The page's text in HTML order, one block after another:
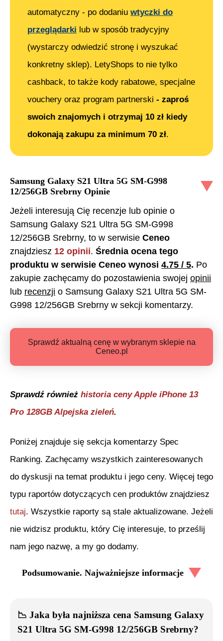
automatyczny - po dodaniu wtyczki do
przeglądarki lub w sposób tradycyjny
(wystarczy odwiedzić stronę i wyszukać
konkretny sklep). LetyShops to nie tylko
cashback, to także kody rabatowe, specjalne
vouchery oraz program partnerski - zaproś
swoich znajomych i otrzymaj 10 zł kiedy
dokonają zakupu za minimum 70 zł.
Samsung Galaxy S21 Ultra 5G SM-G998
12/256GB Srebrny Opinie
Jeżeli interesują Cię recenzje lub opinie o
Samsung Galaxy S21 Ultra 5G SM-G998
12/256GB Srebrny, to w serwisie Ceneo
znajdziesz 12 opinii. Średnia ocena tego
produktu w serwisie Ceneo wynosi 4.75 / 5. Po
zakupie zachęcamy do pozostawienia swojej opinii
lub recenzji o Samsung Galaxy S21 Ultra 5G SM-
G998 12/256GB Srebrny w sekcji komentarzy.
Sprawdź aktualną cenę w wybranym sklepie na
Ceneo.pl
Sprawdź również historia cenyApple iPhone 13
Pro 128GB Alpejska zieleń.
Poniżej znajduje się sekcja komentarzy Spec
Ranking. Zachęcamy wszystkich zainteresowanych
do dyskusji na temat produktu i jego ceny. Więcej tego
typu raportów dotyczących cen produktów znajdziesz
tutaj. Wszystkie raporty są stale aktualizowane. Jeżeli
nie widzisz produktu, który Cię interesuje, to prześlij
nam jego nazwę, a my go dodamy.
Podsumowanie. Najważniejsze informacje
📉 Jaka była najniższa cena Samsung Galaxy
S21 Ultra 5G SM-G998 12/256GB Srebrny?